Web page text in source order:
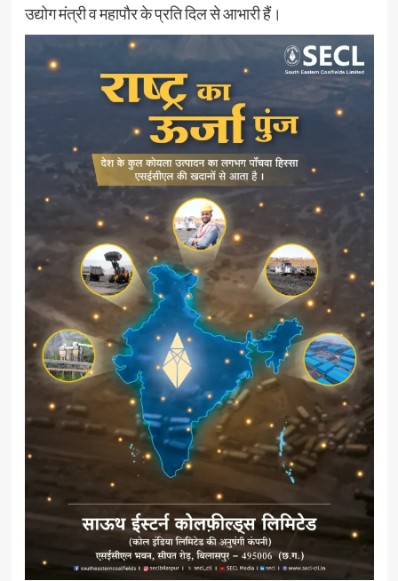
उद्योग मंत्री व महापौर के प्रति दिल से आभारी हैं।